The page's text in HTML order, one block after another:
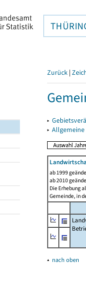
Zurück |
▸
▸
ab 1999
ab 2010
Die Erhebung
Gemeinde, in
▴ nach oben